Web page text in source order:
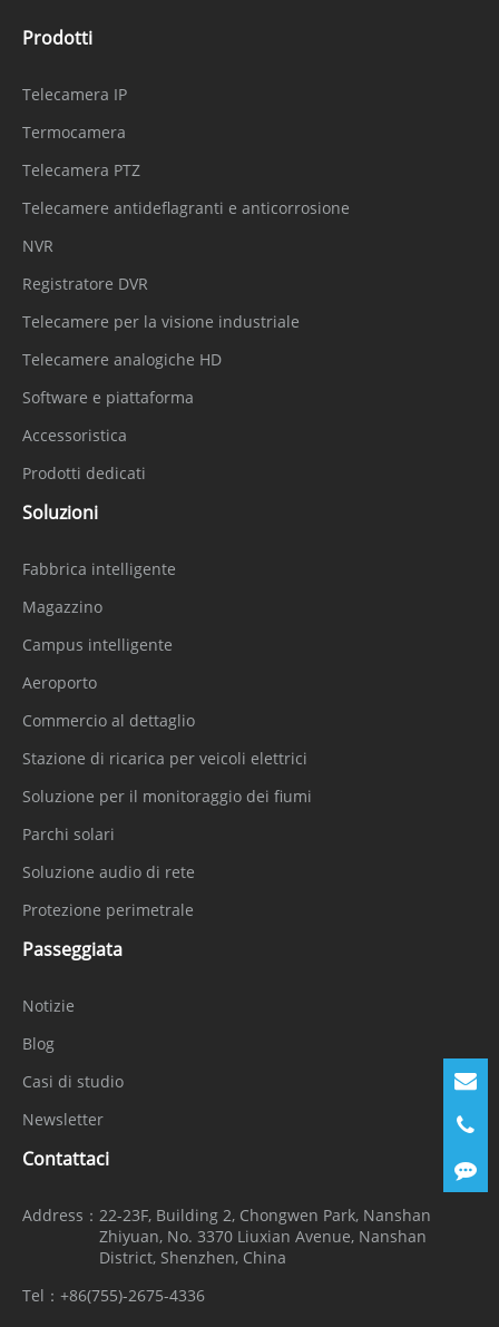
Prodotti
Telecamera IP
Termocamera
Telecamera PTZ
Telecamere antideflagranti e anticorrosione
NVR
Registratore DVR
Telecamere per la visione industriale
Telecamere analogiche HD
Software e piattaforma
Accessoristica
Prodotti dedicati
Soluzioni
Fabbrica intelligente
Magazzino
Campus intelligente
Aeroporto
Commercio al dettaglio
Stazione di ricarica per veicoli elettrici
Soluzione per il monitoraggio dei fiumi
Parchi solari
Soluzione audio di rete
Protezione perimetrale
Passeggiata
Notizie
Blog
Casi di studio
Newsletter
Contattaci
Address： 22-23F, Building 2, Chongwen Park, Nanshan
Zhiyuan, No. 3370 Liuxian Avenue, Nanshan
District, Shenzhen, China
Tel： +86(755)-2675-4336